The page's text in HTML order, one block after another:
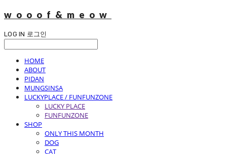
wooof&meow
LOG IN 로그인
HOME
ABOUT
PIDAN
MUNGSINSA
LUCKYPLACE / FUNFUNZONE
LUCKY PLACE
FUNFUNZONE
SHOP
ONLY THIS MONTH
DOG
CAT